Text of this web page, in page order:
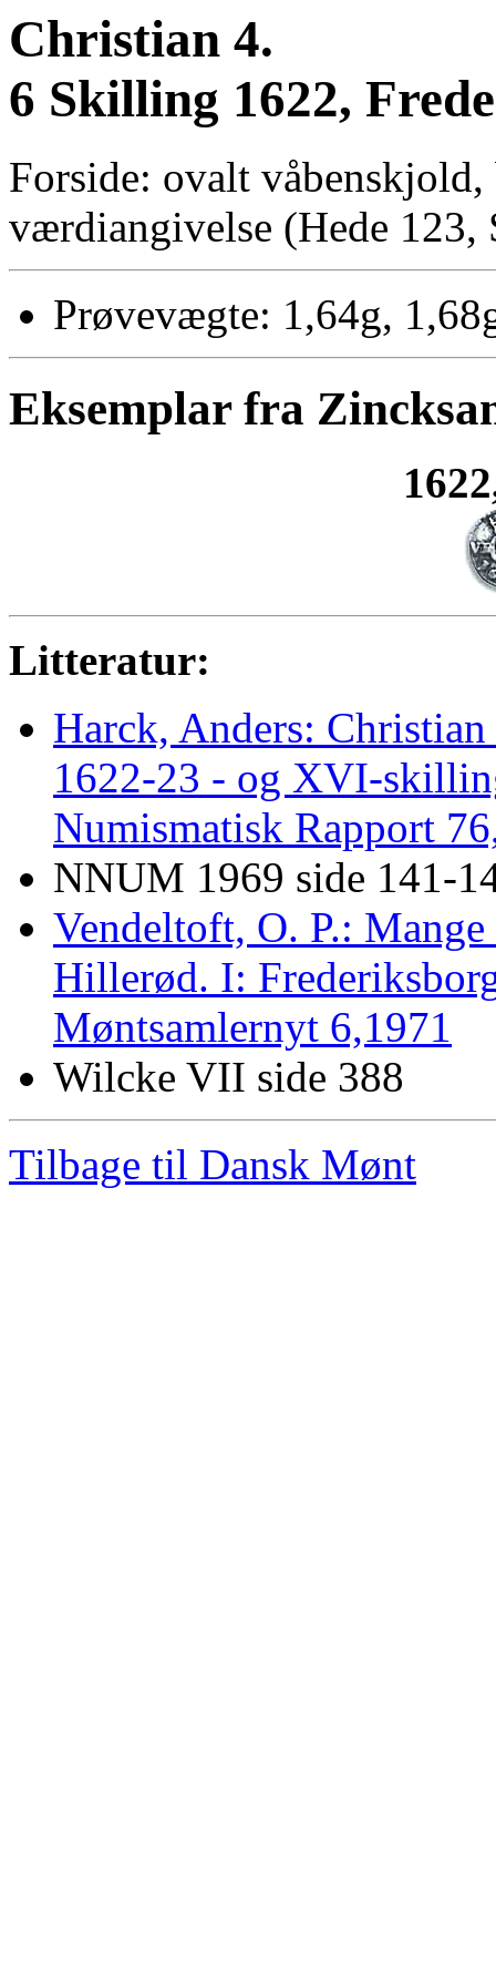
Christian 4.
6 Skilling 1622,
Forside: ovalt våbenskjold,
værdiangivelse (Hede 123,
Prøvevægte: 1,64g,
Eksemplar fra
Litteratur:
Harck, Anders:
1622-23 - og XVI-
Numismatisk Rapport
NNUM 1969 side 141-
Vendeltoft, O. P.:
Hillerød. I:
Møntsamlernyt 6,1971
Wilcke VII side 388
Tilbage til Dansk Mønt